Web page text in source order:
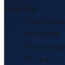
APA-Stil
https://